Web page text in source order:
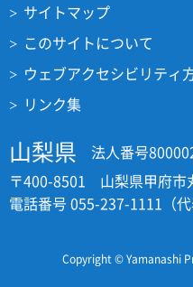
サイトマップ
このサイトについて
ウェブアクセシビリティ
リンク集
山梨県
法人番号
〒400-8501 山梨県甲府市
電話番号 055-237-1111（代
Copyright © Yamanashi